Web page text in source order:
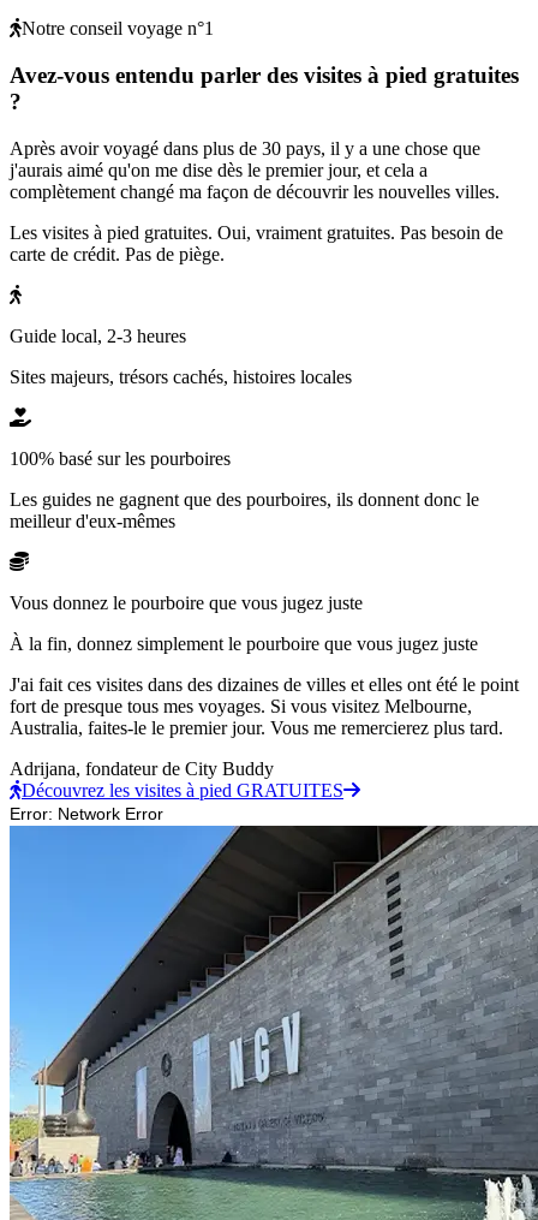
Notre conseil voyage n°1
Avez-vous entendu parler des visites à pied gratuites
?
Après avoir voyagé dans plus de 30 pays, il y a une chose que
j'aurais aimé qu'on me dise dès le premier jour, et cela a
complètement changé ma façon de découvrir les nouvelles villes.
Les visites à pied gratuites. Oui, vraiment gratuites. Pas besoin de
carte de crédit. Pas de piège.
Guide local, 2-3 heures
Sites majeurs, trésors cachés, histoires locales
100% basé sur les pourboires
Les guides ne gagnent que des pourboires, ils donnent donc le
meilleur d'eux-mêmes
Vous donnez le pourboire que vous jugez juste
À la fin, donnez simplement le pourboire que vous jugez juste
J'ai fait ces visites dans des dizaines de villes et elles ont été le point
fort de presque tous mes voyages. Si vous visitez Melbourne,
Australia, faites-le le premier jour. Vous me remercierez plus tard.
Adrijana, fondateur de City Buddy
Découvrez les visites à pied GRATUITES